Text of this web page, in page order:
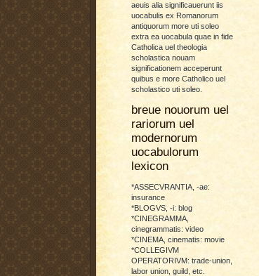
aeuis alia significauerunt iis
uocabulis ex Romanorum
antiquorum more uti soleo
extra ea uocabula quae in fide
Catholica uel theologia
scholastica nouam
significationem acceperunt
quibus e more Catholico uel
scholastico uti soleo.
breue nouorum uel
rariorum uel
modernorum
uocabulorum
lexicon
*ASSECVRANTIA, -ae:
insurance
*BLOGVS, -i: blog
*CINEGRAMMA,
cinegrammatis: video
*CINEMA, cinematis: movie
*COLLEGIVM
OPERATORIVM: trade-union,
labor union, guild, etc.